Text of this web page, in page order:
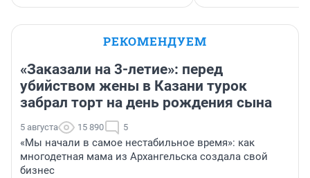
РЕКОМЕНДУЕМ
«Заказали на 3-летие»: перед
убийством жены в Казани турок
забрал торт на день рождения сына
5 августа 15 890 5
«Мы начали в самое нестабильное время»: как
многодетная мама из Архангельска создала свой
бизнес